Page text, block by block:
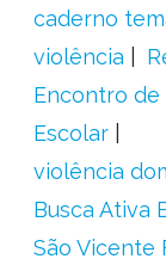
caderno
violência
Encontro de
Escolar
violência
Busca Ativa
São Vicente